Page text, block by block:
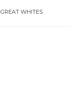
GREAT WHITES